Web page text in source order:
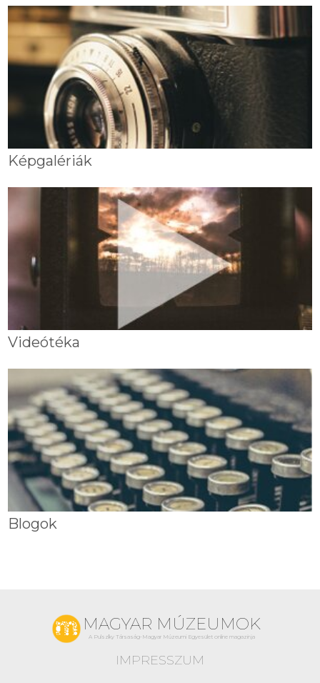
Képgalériák
Videótéka
Blogok
MAGYAR MÚZEUMOK
A Pulszky Társaság-Magyar Múzeumi Egyesület online magazinja
IMPRESSZUM